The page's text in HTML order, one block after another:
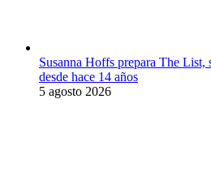
Susanna Hoffs prepara The List,
desde hace 14 años
5 agosto 2026